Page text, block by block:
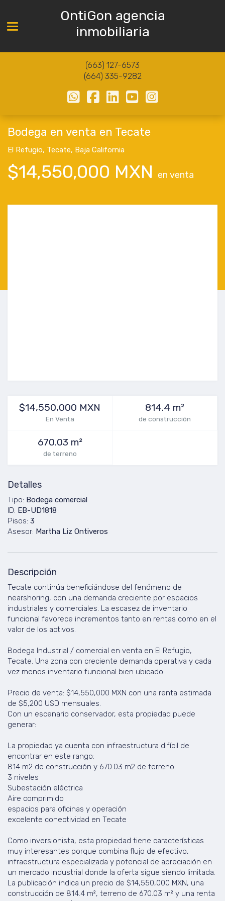
Toggle navigation
OntiGon agencia
inmobiliaria
(663) 127-6573
(664) 335-9282
Bodega en venta en Tecate
El Refugio, Tecate, Baja California
$14,550,000 MXN en venta
$14,550,000 MXN
En Venta
814.4 m²
de construcción
670.03 m²
de terreno
Detalles
Tipo: Bodega comercial
ID: EB-UD1818
Pisos: 3
Asesor: Martha Liz Ontiveros
Descripción
Tecate continúa beneficiándose del fenómeno de
nearshoring, con una demanda creciente por espacios
industriales y comerciales. La escasez de inventario
funcional favorece incrementos tanto en rentas como en el
valor de los activos.
Bodega Industrial / comercial en venta en El Refugio,
Tecate. Una zona con creciente demanda operativa y cada
vez menos inventario funcional bien ubicado.
Precio de venta: $14,550,000 MXN con una renta estimada
de $5,200 USD mensuales.
Con un escenario conservador, esta propiedad puede
generar:
La propiedad ya cuenta con infraestructura difícil de
encontrar en este rango:
814 m2 de construcción y 670.03 m2 de terreno
3 niveles
Subestación eléctrica
Aire comprimido
espacios para oficinas y operación
excelente conectividad en Tecate
Como inversionista, esta propiedad tiene características
muy interesantes porque combina flujo de efectivo,
infraestructura especializada y potencial de apreciación en
un mercado industrial donde la oferta sigue siendo limitada.
La publicación indica un precio de $14,550,000 MXN, una
construcción de 814.4 m², terreno de 670.03 m² y una renta